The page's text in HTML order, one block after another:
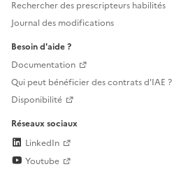
Rechercher des prescripteurs habilités
Journal des modifications
Besoin d'aide ?
Documentation
Qui peut bénéficier des contrats d'IAE ?
Disponibilité
Réseaux sociaux
LinkedIn
Youtube